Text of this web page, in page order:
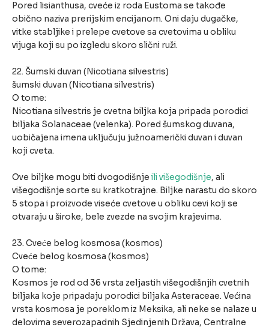
Pored lisianthusa, cveće iz roda Eustoma se takođe
obično naziva prerijskim encijanom. Oni daju dugačke,
vitke stabljike i prelepe cvetove sa cvetovima u obliku
vijuga koji su po izgledu skoro slični ruži.
22. Šumski duvan (Nicotiana silvestris)
šumski duvan (Nicotiana silvestris)
O tome:
Nicotiana silvestris je cvetna biljka koja pripada porodici
biljaka Solanaceae (velenka). Pored šumskog duvana,
uobičajena imena uključuju južnoamerički duvan i duvan
koji cveta.
Ove biljke mogu biti dvogodišnje ili višegodišnje, ali
višegodišnje sorte su kratkotrajne. Biljke narastu do skoro
5 stopa i proizvode viseće cvetove u obliku cevi koji se
otvaraju u široke, bele zvezde na svojim krajevima.
23. Cveće belog kosmosa (kosmos)
Cveće belog kosmosa (kosmos)
O tome:
Kosmos je rod od 36 vrsta zeljastih višegodišnjih cvetnih
biljaka koje pripadaju porodici biljaka Asteraceae. Većina
vrsta kosmosa je poreklom iz Meksika, ali neke se nalaze u
delovima severozapadnih Sjedinjenih Država, Centralne